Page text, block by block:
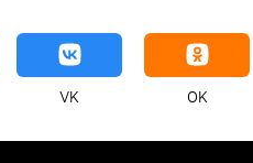
VK OK